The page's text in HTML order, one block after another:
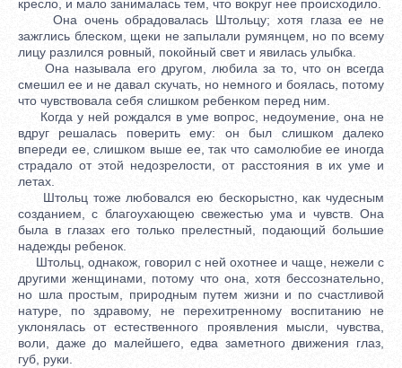
кресло, и мало занималась тем, что вокруг нее происходило.
Она очень обрадовалась Штольцу; хотя глаза ее не
зажглись блеском, щеки не запылали румянцем, но по всему
лицу разлился ровный, покойный свет и явилась улыбка.
Она называла его другом, любила за то, что он всегда
смешил ее и не давал скучать, но немного и боялась, потому
что чувствовала себя слишком ребенком перед ним.
Когда у ней рождался в уме вопрос, недоумение, она не
вдруг решалась поверить ему: он был слишком далеко
впереди ее, слишком выше ее, так что самолюбие ее иногда
страдало от этой недозрелости, от расстояния в их уме и
летах.
Штольц тоже любовался ею бескорыстно, как чудесным
созданием, с благоухающею свежестью ума и чувств. Она
была в глазах его только прелестный, подающий большие
надежды ребенок.
Штольц, однакож, говорил с ней охотнее и чаще, нежели с
другими женщинами, потому что она, хотя бессознательно,
но шла простым, природным путем жизни и по счастливой
натуре, по здравому, не перехитренному воспитанию не
уклонялась от естественного проявления мысли, чувства,
воли, даже до малейшего, едва заметного движения глаз,
губ, руки.